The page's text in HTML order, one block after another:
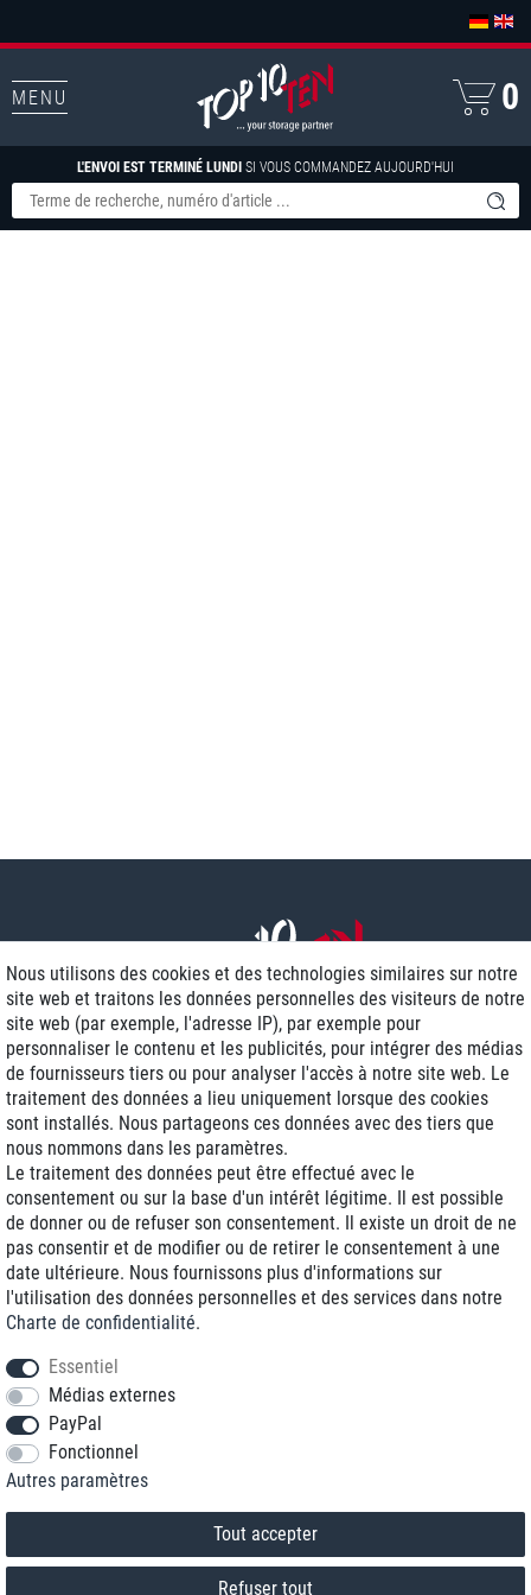
MENU
L'ENVOI EST TERMINÉ LUNDI SI VOUS COMMANDEZ AUJOURD'HUI
0
Livraison J+1
Frais d'expédition réduits
Reconditionnée avec garantie
+33 1 70 99 07 94 *
* Vous pouvez nous joindre aux tarifs locaux du lundi au vendredi de 9h à 18h.
Nous utilisons des cookies et des technologies similaires sur notre
site web et traitons les données personnelles des visiteurs de notre
site web (par exemple, l'adresse IP), par exemple pour
personnaliser le contenu et les publicités, pour intégrer des médias
de fournisseurs tiers ou pour analyser l'accès à notre site web. Le
traitement des données a lieu uniquement lorsque des cookies
sont installés. Nous partageons ces données avec des tiers que
nous nommons dans les paramètres.
Le traitement des données peut être effectué avec le
consentement ou sur la base d'un intérêt légitime. Il est possible
de donner ou de refuser son consentement. Il existe un droit de ne
pas consentir et de modifier ou de retirer le consentement à une
date ultérieure. Nous fournissons plus d'informations sur
l'utilisation des données personnelles et des services dans notre
Charte de confidentialité.
Essentiel
Médias externes
PayPal
Fonctionnel
Autres paramètres
Tout accepter
Refuser tout